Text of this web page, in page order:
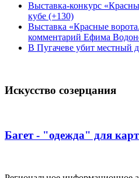
Выставка-конкурс
кубе (+130)
Выставка «Красные
комментарий Ефима
В Пугачеве убит местный
Искусство созерцания
Багет - "одежда" для